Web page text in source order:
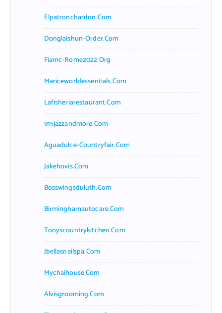
Elpatronchardon.com
Donglaishun-Order.com
Fiamc-Rome2022.org
Mariceworldessentials.com
Lafisheriarestaurant.com
915jazzandmore.com
Aguadulce-Countryfair.com
Jakehovis.com
Bosswingsduluth.com
Birminghamautocare.com
Tonyscountrykitchen.com
Jbellasnailspa.com
Mychaihouse.com
Alvisgrooming.com